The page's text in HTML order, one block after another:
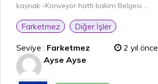
kaynak -Konveyor hatti bakim Belgesi ...
Farketmez Diğer İşler
Seviye : Farketmez
2 yıl önce
Ayse Ayse